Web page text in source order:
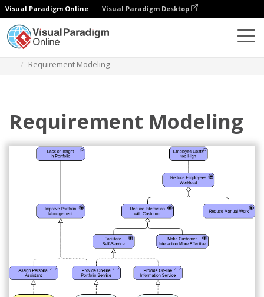
Visual Paradigm Online Visual Paradigm Desktop
Requirement Modeling
Requirement Modeling